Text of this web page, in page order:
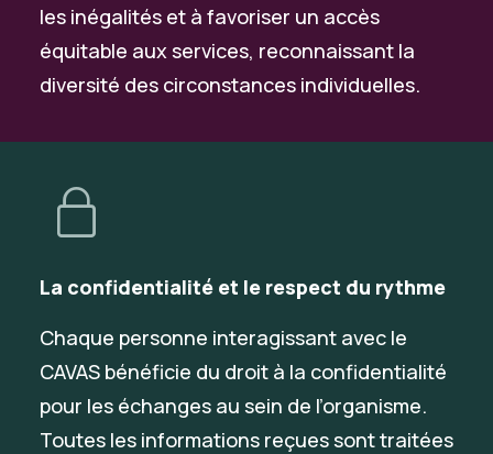
les inégalités et à favoriser un accès
équitable aux services, reconnaissant la
diversité des circonstances individuelles.
La confidentialité et le respect du rythme
Chaque personne interagissant avec le
CAVAS bénéficie du droit à la confidentialité
pour les échanges au sein de l’organisme.
Toutes les informations reçues sont traitées